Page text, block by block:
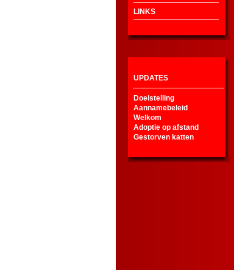
LINKS
UPDATES
Doelstelling
Aannamebeleid
Welkom
Adoptie op afstand
Gestorven katten